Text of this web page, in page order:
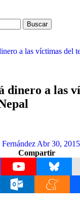
Buscar
a las víctimas del
dinero a las
Abr 30, 2015
Compartir